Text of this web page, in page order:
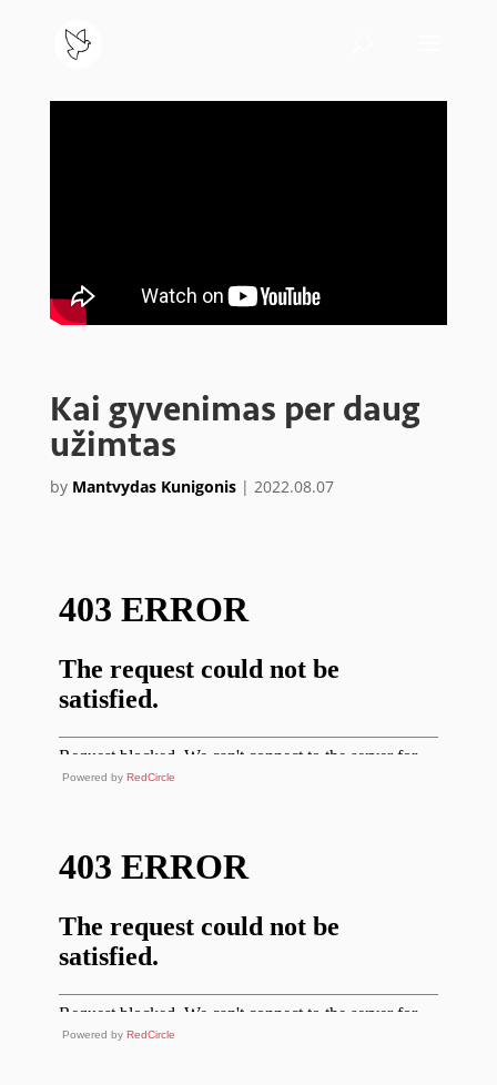
Kai gyvenimas per daug
užimtas
by Mantvydas Kunigonis| 2022.08.07
Powered by RedCircle
Powered by RedCircle